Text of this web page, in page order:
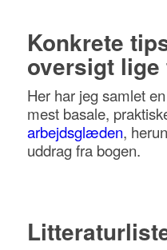
Konkrete
oversigt
Her har jeg samlet
mest basale,
arbejdsglæden,
uddrag fra bogen.